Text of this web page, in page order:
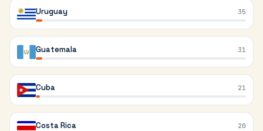
Uruguay 35
Guatemala 31
Cuba 21
Costa Rica 20